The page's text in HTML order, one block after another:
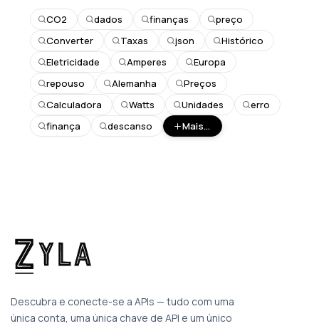
CO2 dados finanças
preço
Converter
Taxas json
Histórico
Eletricidade
Amperes
Europa
repouso
Alemanha
Preços
Calculadora
Watts Unidades
erro
finança
descanso Mais...
Descubra e conecte-se a APIs — tudo com uma
única conta, uma única chave de API e um único